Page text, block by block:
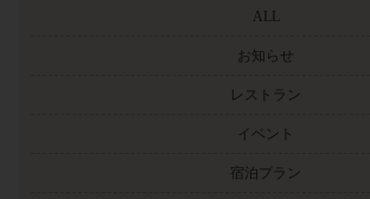
ALL
お知らせ
レストラン
イベント
宿泊プラン